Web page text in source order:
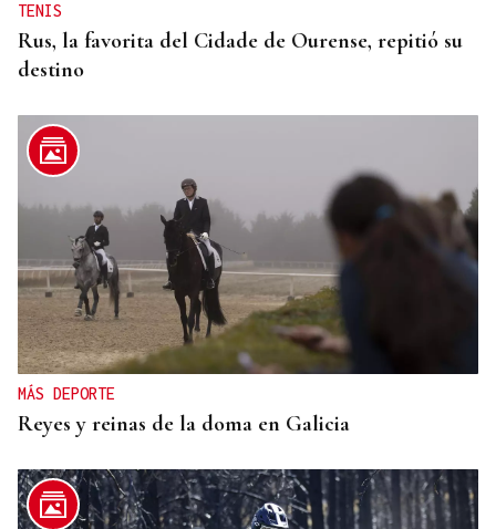
TENIS
Rus, la favorita del Cidade de Ourense, repitió su
destino
MÁS DEPORTE
Reyes y reinas de la doma en Galicia